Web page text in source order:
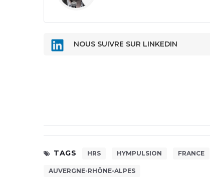
NOUS SUIVRE SUR LINKEDIN
TAGS
HRS HYMPULSION FRANCE
AUVERGNE-RHÔNE-ALPES